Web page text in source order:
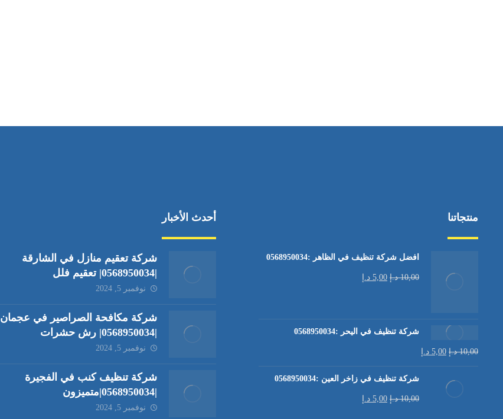
منتجاتنا
افضل شركة تنظيف في الظاهر :0568950034
10,00 د.إ 5,00 د.إ
شركة تنظيف في اليحر :0568950034
10,00 د.إ 5,00 د.إ
شركة تنظيف في زاخر العين :0568950034
10,00 د.إ 5,00 د.إ
أحدث الأخبار
شركة تعقيم منازل في الشارقة
|0568950034| تعقيم فلل
نوفمبر 5, 2024
شركة مكافحة الصراصير في عجمان
|0568950034| رش حشرات
نوفمبر 5, 2024
شركة تنظيف كنب في الفجيرة
|0568950034|متميزون
نوفمبر 5, 2024